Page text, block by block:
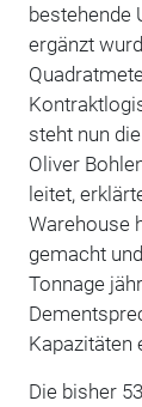
bestehende
ergänzt
steht nun
Oliver
leitet,
Warehouse
gemacht
Tonnage
Kapazitäten
Die bisher